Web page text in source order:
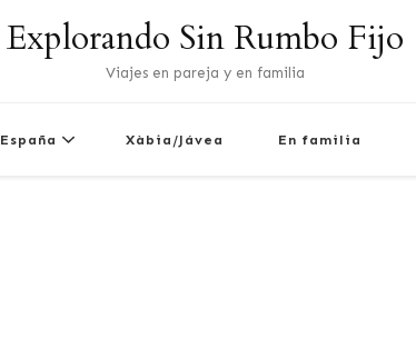
Explorando Sin Rumbo Fijo
Viajes en pareja y en familia
España Xàbia/Jávea En familia